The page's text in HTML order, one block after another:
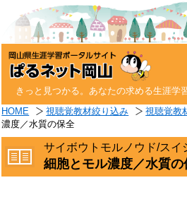
きっと見つかる。あなたの求める生涯学
HOME 視聴覚教材絞り込み 視聴覚教
濃度／水質の保全
サイボウトモルノウド/スイ
細胞とモル濃度／水質の